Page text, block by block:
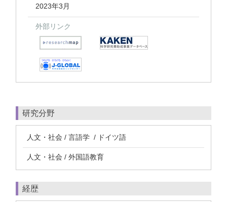
2023年3月
外部リンク
研究分野
人文・社会 / 言語学 / ドイツ語
人文・社会 / 外国語教育
経歴